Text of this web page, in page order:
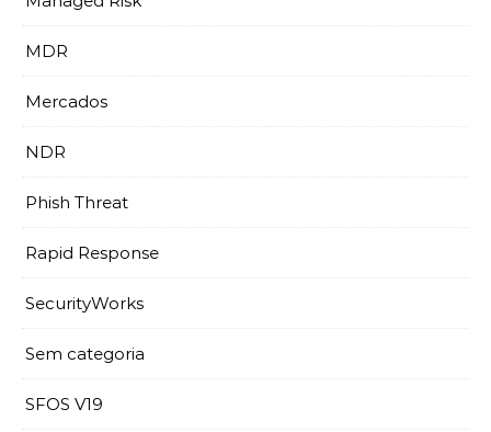
MDR
Mercados
NDR
Phish Threat
Rapid Response
SecurityWorks
Sem categoria
SFOS V19